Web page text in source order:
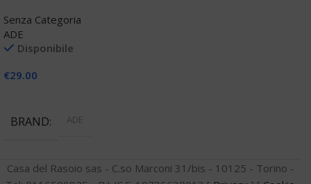
Senza Categoria
ADE
Disponibile
€29.00
BRAND ADE
Casa del Rasoio sas - C.so Marconi 31/bis - 10125 - Torino -